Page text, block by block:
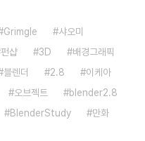
Grimgle
샤오미
펀샵 3D
배경그래픽
블렌더 2.8
이케아
오브젝트
blender2.8
BlenderStudy
만화